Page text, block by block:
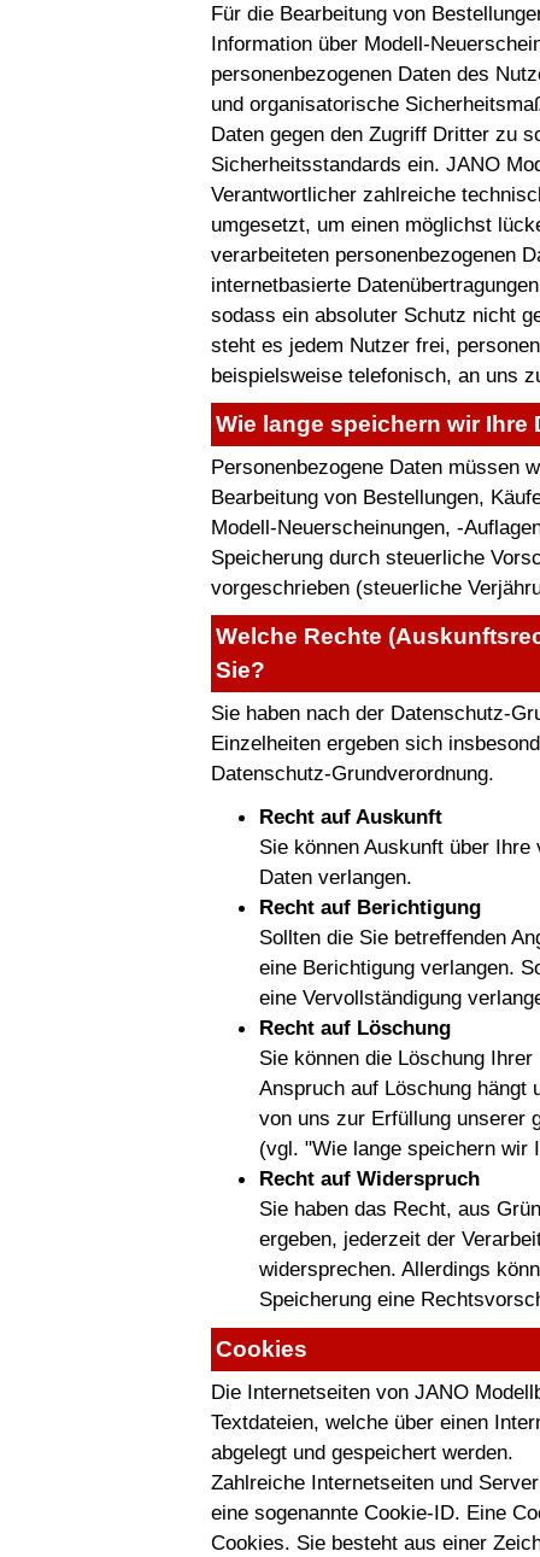
Für die Bearbeitung von
Information über Modell-
personenbezogenen Daten des
und organisatorische
Daten gegen den Zugriff Dritter zu
Sicherheitsstandards ein. JANO
Verantwortlicher zahlreiche
umgesetzt, um einen möglichst
verarbeiteten personenbezogenen
internetbasierte
sodass ein absoluter Schutz nicht
steht es jedem Nutzer frei,
beispielsweise telefonisch, an uns
Wie lange speichern wir Ihre
Personenbezogene Daten müssen
Bearbeitung von Bestellungen,
Modell-Neuerscheinungen, -
Speicherung durch steuerliche
vorgeschrieben (steuerliche
Welche Rechte
Sie?
Sie haben nach der Datenschutz-
Einzelheiten ergeben sich
Datenschutz-Grundverordnung.
Recht auf Auskunft
Sie können Auskunft über
Daten verlangen.
Recht auf Berichtigung
Sollten die Sie betreffenden
eine Berichtigung verlangen.
eine Vervollständigung
Recht auf Löschung
Sie können die Löschung
Anspruch auf Löschung hängt
von uns zur Erfüllung unserer
(vgl. "Wie lange speichern wir
Recht auf Widerspruch
Sie haben das Recht, aus
ergeben, jederzeit der
widersprechen. Allerdings
Speicherung eine
Cookies
Die Internetseiten von JANO
Textdateien, welche über einen
abgelegt und gespeichert werden.
Zahlreiche Internetseiten und
eine sogenannte Cookie-ID. Eine
Cookies. Sie besteht aus einer